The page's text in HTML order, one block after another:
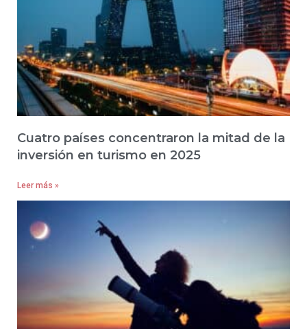
Cuatro países concentraron la mitad de la
inversión en turismo en 2025
Leer más »